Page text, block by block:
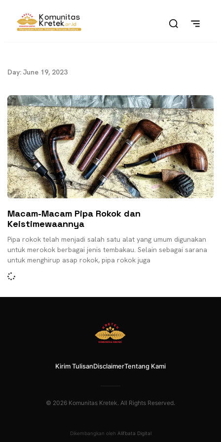
Day: June 19, 2023
Macam-Macam Pipa Rokok dan
Keistimewaannya
Pipa rokok telah menjadi salah satu alat yang umum digunakan
untuk merokok berbagai jenis tembakau. Selain sebagai sarana
untuk menghirup asap rokok, pipa rokok juga
Kirim TulisanDisclaimerTentang Kami
© 2026 Komunitas Kretek. All Rights Reserved.
Dikembangkan oleh Alifbata Digital